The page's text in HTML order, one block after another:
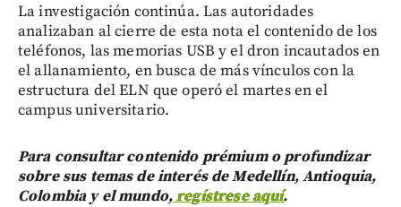
La investigación continúa. Las autoridades
analizaban al cierre de esta nota el contenido de los
teléfonos, las memorias USB y el dron incautados en
el allanamiento, en busca de más vínculos con la
estructura del ELN que operó el martes en el
campus universitario.
Para consultar contenido prémium o profundizar
sobre sus temas de interés de Medellín, Antioquia,
Colombia y el mundo,regístrese aquí.